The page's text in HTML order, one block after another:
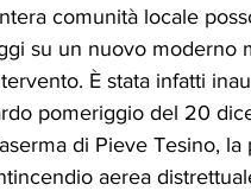
comunità locale
su un nuovo moderno
È stata infatti
pomeriggio del 20
di Pieve Tesino,
aerea